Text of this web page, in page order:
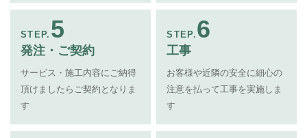
STEP. 5
発注・ご契約
サービス・施工内容にご納得
頂けましたらご契約となりま
す
STEP. 6
工事
お客様や近隣の安全に細心の
注意を払って工事を実施しま
す